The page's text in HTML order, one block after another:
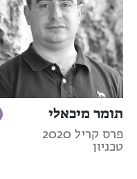
תומר מיכאלי
פרס קריל 2020
טכניון